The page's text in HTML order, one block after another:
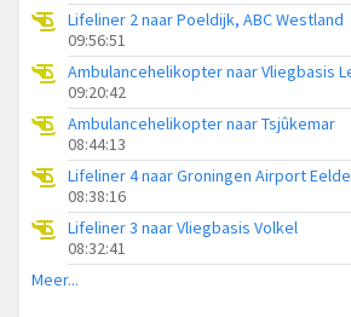
Lifeliner 2 naar Poeldijk, ABC Westland
09:56:51
09:20:42
Ambulancehelikopter naar Tsjûkemar
08:44:13
Lifeliner 4 naar Groningen Airport Eelde
08:38:16
Lifeliner 3 naar Vliegbasis Volkel
08:32:41
Meer...